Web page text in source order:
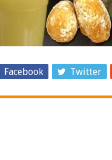
Facebook Twitter